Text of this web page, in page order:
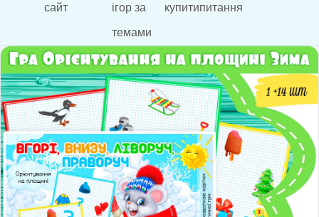
сайт ігор за
темами
купитипитання